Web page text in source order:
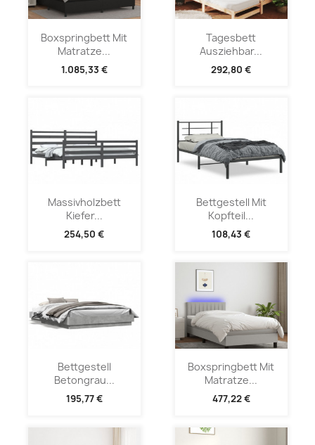
Boxspringbett Mit
Matratze...
1.085,33 €
Tagesbett
Ausziehbar...
292,80 €
Massivholzbett
Kiefer...
254,50 €
Bettgestell Mit
Kopfteil...
108,43 €
Bettgestell
Betongrau...
195,77 €
Boxspringbett Mit
Matratze...
477,22 €